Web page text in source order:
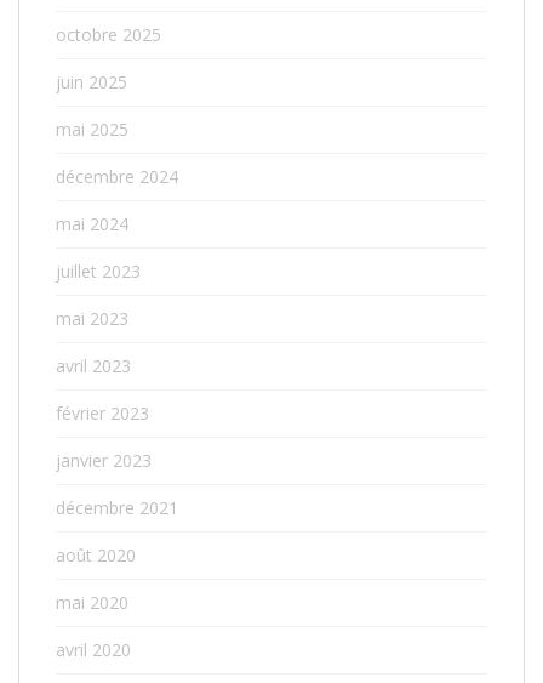
octobre 2025
juin 2025
mai 2025
décembre 2024
mai 2024
juillet 2023
mai 2023
avril 2023
février 2023
janvier 2023
décembre 2021
août 2020
mai 2020
avril 2020